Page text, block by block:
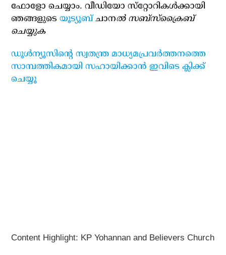
ഫോളോ ചെയ്യാം. വീഡിയോ സ്‌റ്റോറികള്‍ക്കായി
ഞങ്ങളുടെയൂട്യൂബ്ചാനല്‍ സബ്‌സ്‌ക്രൈബ്
ചെയ്യുക
ഡൂള്‍ന്യൂസിന്റെ സ്വതന്ത്ര മാധ്യമപ്രവര്‍ത്തനത്തെ
സാമ്പത്തികമായി സഹായിക്കാന്‍ ഇവിടെ ക്ലിക്ക്
ചെയ്യൂ
Content Highlight: KP Yohannan and Believers Church